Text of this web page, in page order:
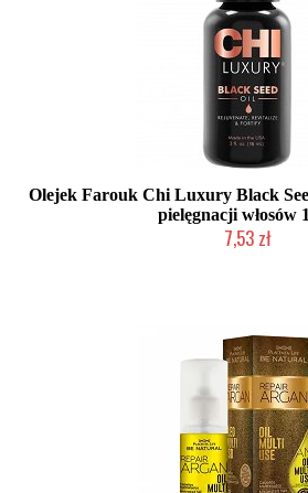
Olejek Farouk Chi Luxury Black
pielęgnacji włosów
7,53 zł